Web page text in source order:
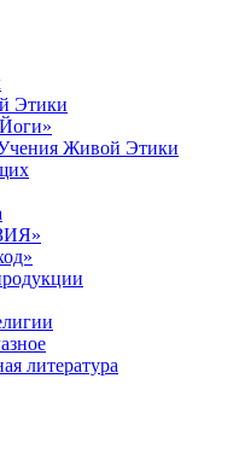
Этики
Живой Этики
литература